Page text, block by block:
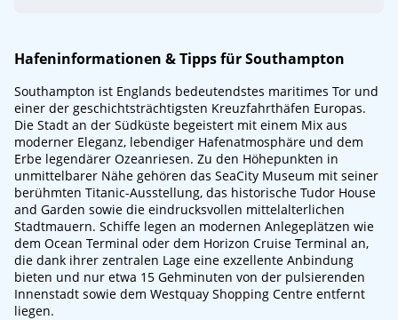
Hafeninformationen & Tipps für Southampton
Southampton ist Englands bedeutendstes maritimes Tor und
einer der geschichtsträchtigsten Kreuzfahrthäfen Europas.
Die Stadt an der Südküste begeistert mit einem Mix aus
moderner Eleganz, lebendiger Hafenatmosphäre und dem
Erbe legendärer Ozeanriesen. Zu den Höhepunkten in
unmittelbarer Nähe gehören das SeaCity Museum mit seiner
berühmten Titanic-Ausstellung, das historische Tudor House
and Garden sowie die eindrucksvollen mittelalterlichen
Stadtmauern. Schiffe legen an modernen Anlegeplätzen wie
dem Ocean Terminal oder dem Horizon Cruise Terminal an,
die dank ihrer zentralen Lage eine exzellente Anbindung
bieten und nur etwa 15 Gehminuten von der pulsierenden
Innenstadt sowie dem Westquay Shopping Centre entfernt
liegen.